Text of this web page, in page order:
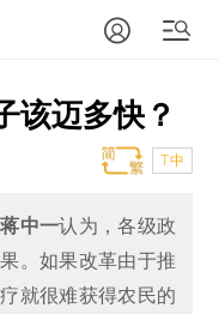
该迈多快？
T中
蒋中一认为，各级政
。如果改革由于推
就很难获得农民的